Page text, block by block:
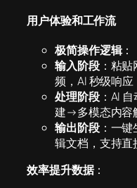
用户体验和工作流
极简操作逻辑：
输入阶段：粘贴
频，AI 秒级响
处理阶段：AI
建→多模态内容
输出阶段：一键
辑文档，支持直
效率提升数据：